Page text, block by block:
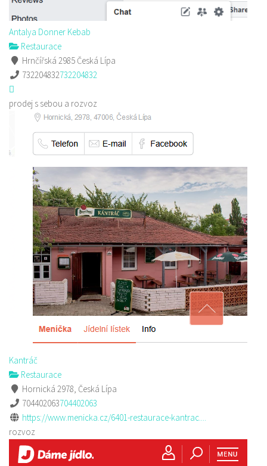
Antalya Donner Kebab
Restaurace
Hrnčířská 2985 Česká Lípa
732204832732204832
prodej s sebou a rozvoz
Kantráč
Restaurace
Hornická 2978, Česká Lípa
704402063704402063
https://www.menicka.cz/6401-restaurace-kantrac....
rozvoz